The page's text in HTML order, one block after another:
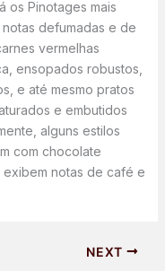
os Pinotages mais
defumadas e de
vermelhas
ensopados robustos,
e até mesmo pratos
e embutidos
alguns estilos
com chocolate
notas de café e
NEXT